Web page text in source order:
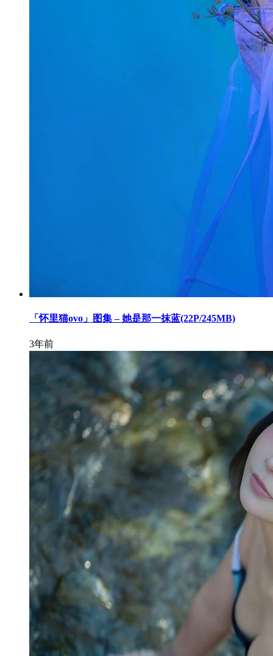
「怀里猫ovo」图集 – 她是那一抹蓝(22P/245MB)
3年前